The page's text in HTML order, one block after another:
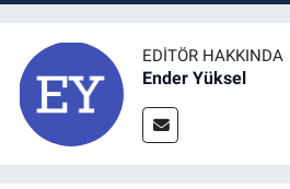
EDITÖR HAKKINDA
Ender Yüksel